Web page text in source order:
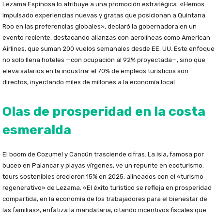
Lezama Espinosa lo atribuye a una promoción estratégica. «Hemos
impulsado experiencias nuevas y gratas que posicionan a Quintana
Roo en las preferencias globales», declaró la gobernadora en un
evento reciente, destacando alianzas con aerolíneas como American
Airlines, que suman 200 vuelos semanales desde EE. UU. Este enfoque
no solo llena hoteles —con ocupación al 92% proyectada—, sino que
eleva salarios en la industria: el 70% de empleos turísticos son
directos, inyectando miles de millones a la economía local.
Olas de prosperidad en la costa
esmeralda
El boom de Cozumel y Cancún trasciende cifras. La isla, famosa por
buceo en Palancar y playas vírgenes, ve un repunte en ecoturismo:
tours sostenibles crecieron 15% en 2025, alineados con el «turismo
regenerativo» de Lezama. «El éxito turístico se refleja en prosperidad
compartida, en la economía de los trabajadores para el bienestar de
las familias», enfatiza la mandataria, citando incentivos fiscales que